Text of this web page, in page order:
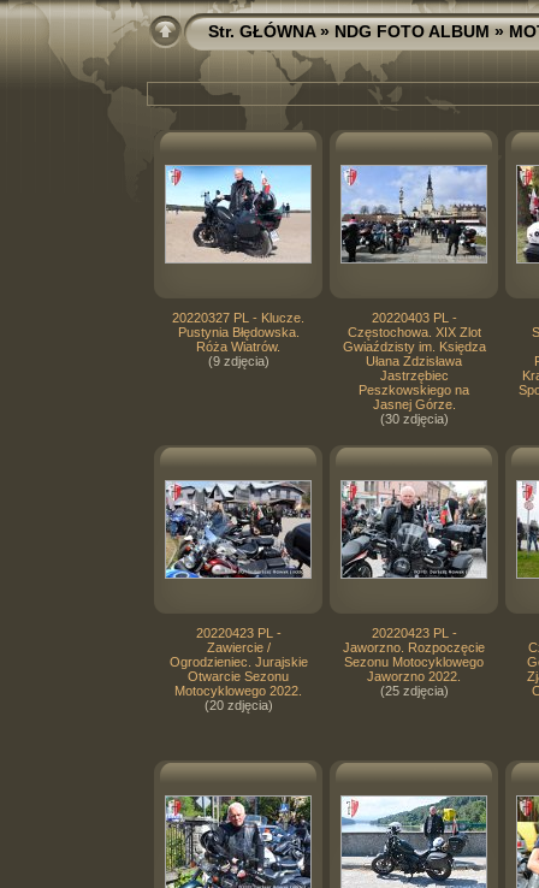
Str. GŁÓWNA»NDG FOTO ALBUM»
20220327 PL - Klucze.
Pustynia Błędowska.
Róża Wiatrów.
(9 zdjęcia)
20220403 PL -
Częstochowa. XIX Zlot
Gwiaździsty im. Księdza
Ułana Zdzisława
Jastrzębiec
Peszkowskiego na
Jasnej Górze.
(30 zdjęcia)
20220423 PL -
Zawiercie /
Ogrodzieniec. Jurajskie
Otwarcie Sezonu
Motocyklowego 2022.
(20 zdjęcia)
20220423 PL -
Jaworzno. Rozpoczęcie
Sezonu Motocyklowego
Jaworzno 2022.
(25 zdjęcia)